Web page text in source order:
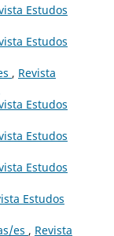
Estudos
Estudos
, Revista
Estudos
Estudos
Estudos
Estudos
es , Revista